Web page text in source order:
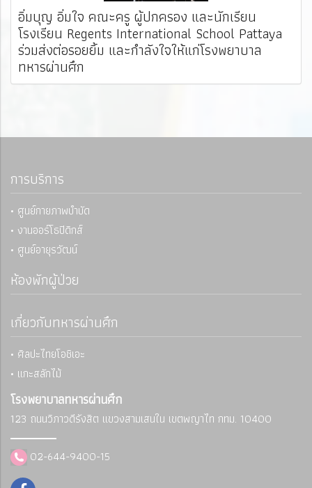
อิ่มบุญ อิ่มใจ คณะครู ผู้ปกครอง และนักเรียน
โรงเรียน Regents International School Pattaya
ร่วมส่งต่อรอยยิ้ม และกำลังใจให้แก่โรงพยาบาล
ทหารผ่านศึก
การบริการ
• ศูนย์กายภาพบำบัด
• งานออร์โธปิดิกส์
• ศูนย์อายุรวัฒน์
ห้องพักผู้ป่วย
เกี่ยวกับทหารผ่านศึก
• ศิลปะไทยโอชิเอะ
• แกะสลักไม้
โรงพยาบาลทหารผ่านศึก
123 ถนนวิภาวดีรังสิต แขวงสามเสนใน เขตพญาไท กทม. 10400
02-644-9400-15